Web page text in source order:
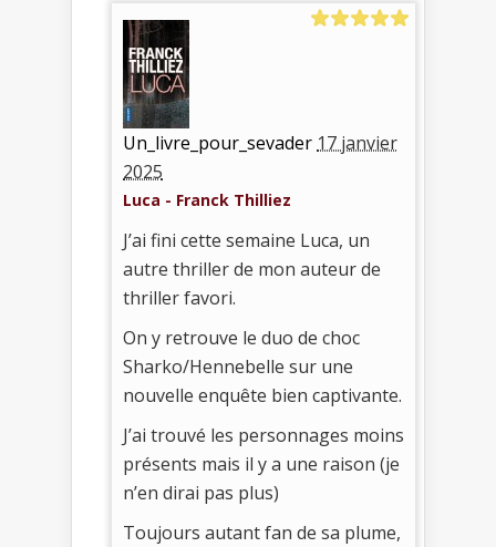
Un_livre_pour_sevader17 janvier
2025
Luca - Franck Thilliez
J’ai fini cette semaine Luca, un
autre thriller de mon auteur de
thriller favori.
On y retrouve le duo de choc
Sharko/Hennebelle sur une
nouvelle enquête bien captivante.
J’ai trouvé les personnages moins
présents mais il y a une raison (je
n’en dirai pas plus)
Toujours autant fan de sa plume,